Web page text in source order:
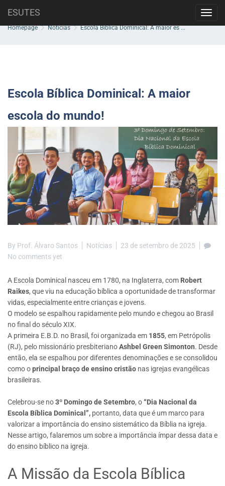
ESUTES
content
Blog
Homepage Notícias Escola Bíblica Dominical: A maior es ...
Escola Bíblica Dominical: A maior
escola do mundo!
By Prof. Álvaro Santos Notícias
23 de setembro de 2025
No comments yet
A Escola Dominical nasceu em 1780, na Inglaterra, com Robert
Raikes, que viu na educação bíblica a oportunidade de transformar
vidas, especialmente entre crianças e jovens.
O modelo se espalhou rapidamente pelo mundo e chegou ao Brasil
no final do século XIX.
A primeira E.B.D. no Brasil, foi organizada em 1855, em Petrópolis
(RJ), pelo missionário presbiterianoAshbel Green Simonton. Desde
então, ela se espalhou por diferentes denominações e se consolidou
como oprincipal braço de ensino cristão nas igrejas evangélicas
brasileiras.
Celebrou-se no3º Domingo de Setembro, o“Dia Nacional da
Escola Bíblica Dominical”, portanto, data que é um marco para
valorizar a importância do ensino sistemático da Bíblia na igreja.
Nesse artigo, falaremos um sobre a importância ímpar dessa data e
do ensino bíblico na igreja.
A Missão da Escola Bíblica